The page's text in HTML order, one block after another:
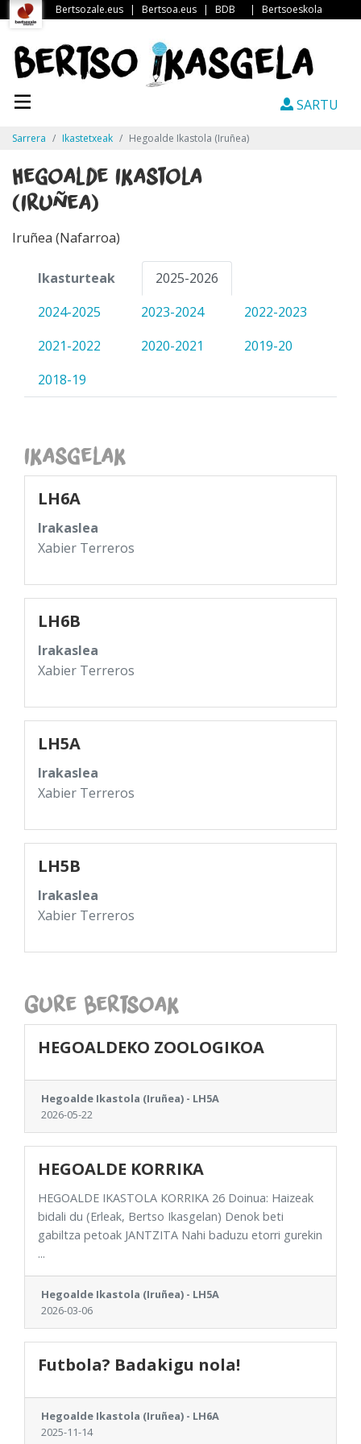
Bertsozale.eus | Bertsoa.eus | BDB | Bertsoeskola
SARTU
Sarrera Ikastetxeak Hegoalde Ikastola (Iruñea)
Hegoalde Ikastola
(Iruñea)
Iruñea (Nafarroa)
Ikasturteak
2025-2026
2024-2025
2023-2024
2022-2023
2021-2022
2020-2021
2019-20
2018-19
Ikasgelak
LH6A
Irakaslea
Xabier Terreros
LH6B
Irakaslea
Xabier Terreros
LH5A
Irakaslea
Xabier Terreros
LH5B
Irakaslea
Xabier Terreros
Gure Bertsoak
HEGOALDEKO ZOOLOGIKOA
Hegoalde Ikastola (Iruñea) - LH5A
2026-05-22
HEGOALDE KORRIKA
HEGOALDE IKASTOLA KORRIKA 26 Doinua: Haizeak
bidali du (Erleak, Bertso Ikasgelan) Denok beti
gabiltza petoak JANTZITA Nahi baduzu etorri gurekin
...
Hegoalde Ikastola (Iruñea) - LH5A
2026-03-06
Futbola? Badakigu nola!
Hegoalde Ikastola (Iruñea) - LH6A
2025-11-14